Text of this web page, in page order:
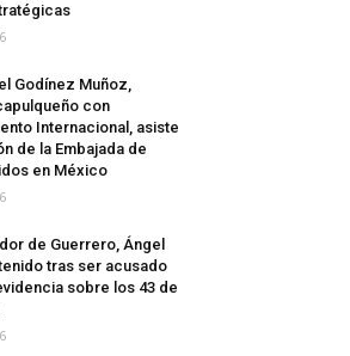
Godínez Muñoz,
con
Internacional, asiste
de la Embajada de
en México
de Guerrero, Ángel
tras ser acusado
sobre los 43 de